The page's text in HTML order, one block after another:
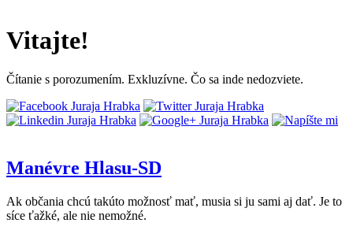
Vitajte!
Čítanie s porozumením. Exkluzívne. Čo sa inde nedozviete.
Manévre Hlasu-SD
Ak občania chcú takúto možnosť mať, musia si ju sami aj dať. Je to
síce ťažké, ale nie nemožné.